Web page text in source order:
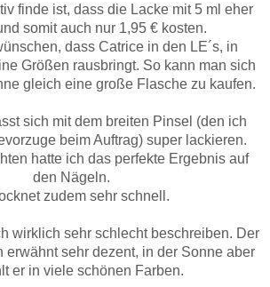
finde ist, dass die Lacke mit 5 ml eher
somit auch nur 1,95 € kosten.
dass Catrice in den LE´s, in
Größen rausbringt. So kann man sich
gleich eine große Flasche zu kaufen.
sich mit dem breiten Pinsel (den ich
beim Auftrag) super lackieren.
hatte ich das perfekte Ergebnis auf
den Nägeln.
zudem sehr schnell.
wirklich sehr schlecht beschreiben. Der
erwähnt sehr dezent, in der Sonne aber
er in viele schönen Farben.